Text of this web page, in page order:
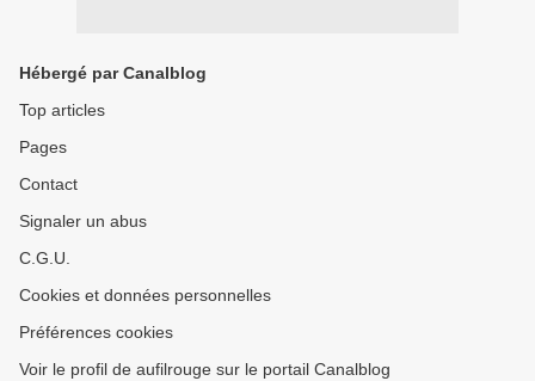
Hébergé par Canalblog
Top articles
Pages
Contact
Signaler un abus
C.G.U.
Cookies et données personnelles
Préférences cookies
Voir le profil de aufilrouge sur le portail Canalblog